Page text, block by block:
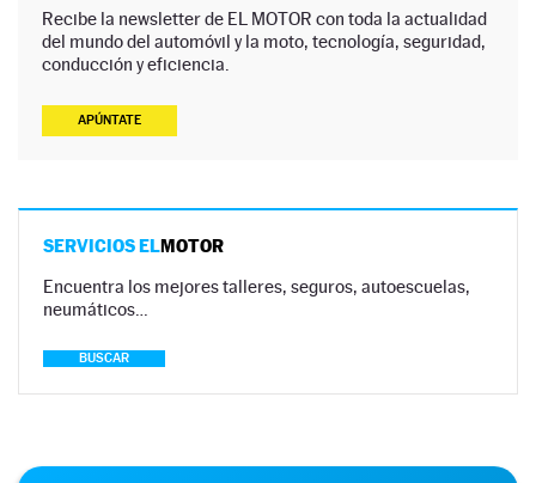
Recibe la newsletter de EL MOTOR con toda la actualidad
del mundo del automóvil y la moto, tecnología, seguridad,
conducción y eficiencia.
APÚNTATE
SERVICIOS ELMOTOR
Encuentra los mejores talleres, seguros, autoescuelas,
neumáticos…
BUSCAR